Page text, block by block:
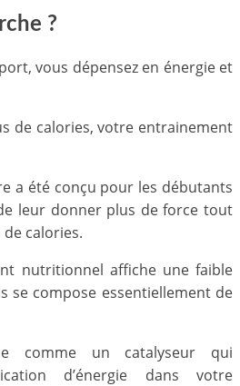
?
vous dépensez en énergie et
de calories, votre entrainement
a été conçu pour les débutants
leur donner plus de force tout
calories.
nutritionnel affiche une faible
se compose essentiellement de
comme un catalyseur qui
d’énergie dans votre